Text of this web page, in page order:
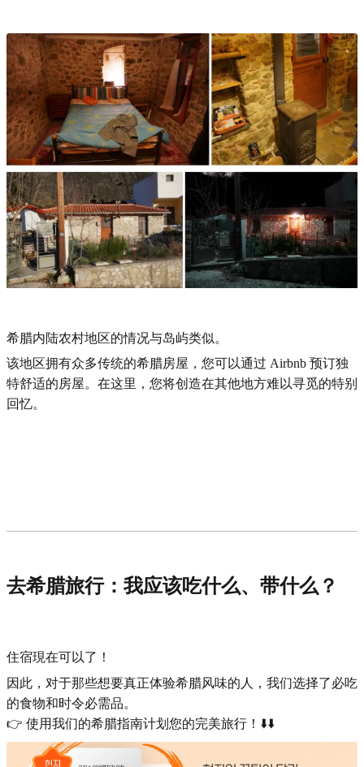
希腊内陆农村地区的情况与岛屿类似。
该地区拥有众多传统的希腊房屋，您可以通过 Airbnb 预订独
特舒适的房屋。在这里，您将创造在其他地方难以寻觅的特别
回忆。
去希腊旅行：我应该吃什么、带什么？
住宿現在可以了！
因此，对于那些想要真正体验希腊风味的人，我们选择了必吃
的食物和时令必需品。
👉 使用我们的希腊指南计划您的完美旅行！⬇️⬇️